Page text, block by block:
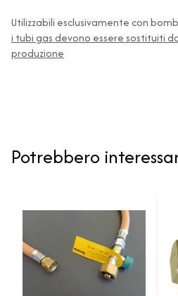
Utilizzabili esclusivamente con
i tubi gas devono essere sostituiti
produzione
Potrebbero